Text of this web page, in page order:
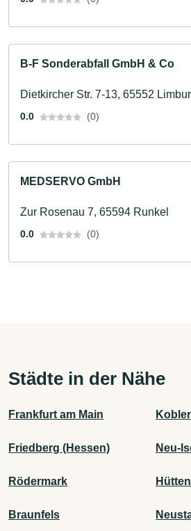
B-F Sonderabfall GmbH & Co
Dietkircher Str. 7-13, 65552
0.0 (0)
MEDSERVO GmbH
Zur Rosenau 7, 65594 Runkel
0.0 (0)
Städte in der Nähe
Frankfurt am Main
Friedberg (Hessen) Neu-
Rödermark
Braunfels